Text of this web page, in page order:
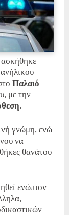
ασκήθηκε
Παλαιό
με την
.
γνώμη, ενώ
να
θανάτου
ενώπιον